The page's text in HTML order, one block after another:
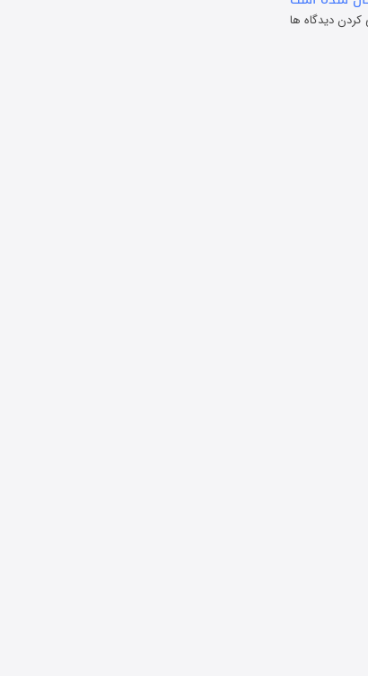
دیدگاه ها